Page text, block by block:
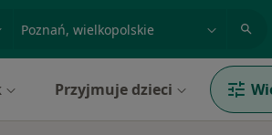
miasto lub dzielnica
Przyjmuje dzieci